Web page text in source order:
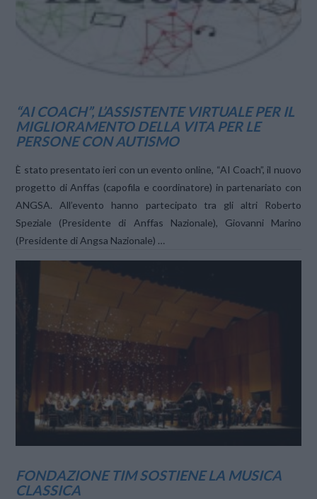
VIEW POST
“AI COACH”, L’ASSISTENTE VIRTUALE PER IL
MIGLIORAMENTO DELLA VITA PER LE
PERSONE CON AUTISMO
È stato presentato ieri con un evento online, “AI Coach”, il nuovo
progetto di Anffas (capofila e coordinatore) in partenariato con
ANGSA. All’evento hanno partecipato tra gli altri Roberto
Speziale (Presidente di Anffas Nazionale), Giovanni Marino
(Presidente di Angsa Nazionale) …
FONDAZIONE TIM SOSTIENE LA MUSICA
CLASSICA